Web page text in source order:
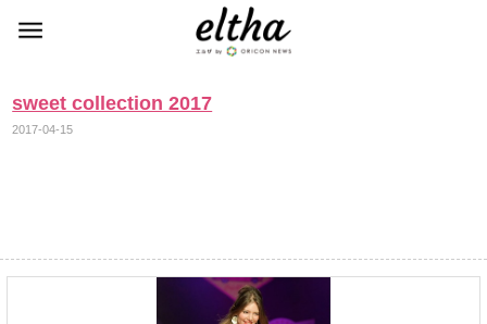
sweet collection 2017
2017-04-15